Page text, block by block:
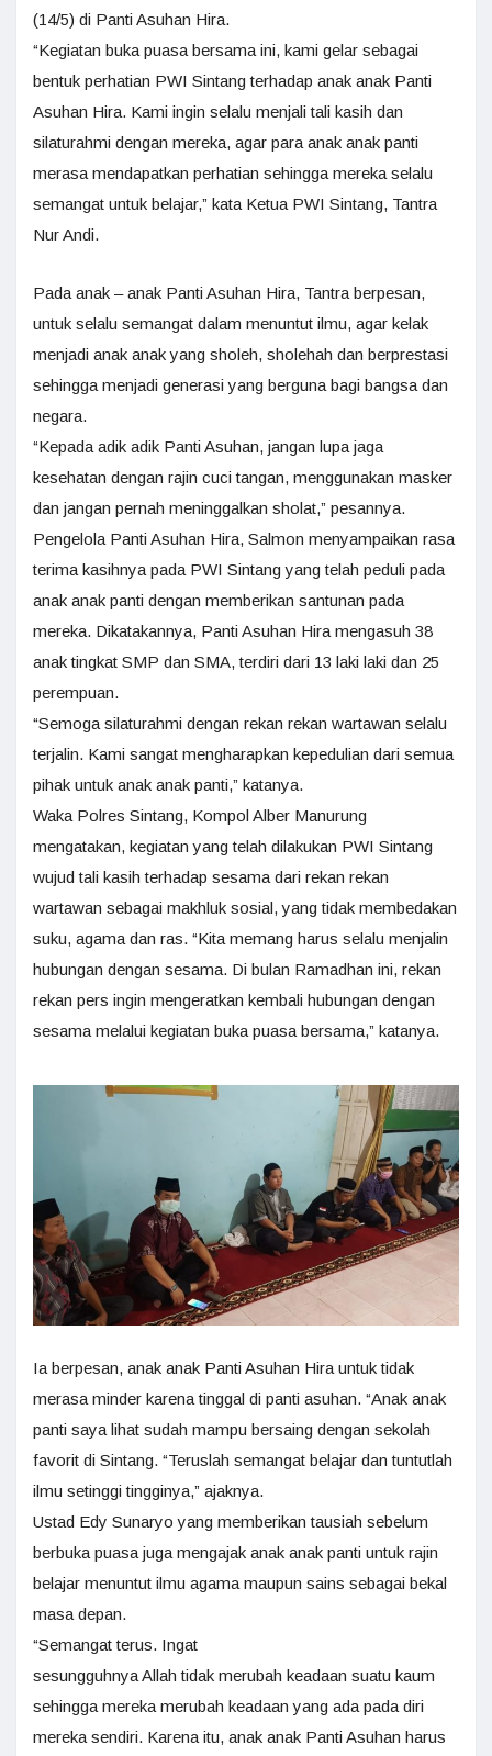
(14/5) di Panti Asuhan Hira.
“Kegiatan buka puasa bersama ini, kami gelar sebagai
bentuk perhatian PWI Sintang terhadap anak anak Panti
Asuhan Hira. Kami ingin selalu menjali tali kasih dan
silaturahmi dengan mereka, agar para anak anak panti
merasa mendapatkan perhatian sehingga mereka selalu
semangat untuk belajar,” kata Ketua PWI Sintang, Tantra
Nur Andi.
Pada anak – anak Panti Asuhan Hira, Tantra berpesan,
untuk selalu semangat dalam menuntut ilmu, agar kelak
menjadi anak anak yang sholeh, sholehah dan berprestasi
sehingga menjadi generasi yang berguna bagi bangsa dan
negara.
“Kepada adik adik Panti Asuhan, jangan lupa jaga
kesehatan dengan rajin cuci tangan, menggunakan masker
dan jangan pernah meninggalkan sholat,” pesannya.
Pengelola Panti Asuhan Hira, Salmon menyampaikan rasa
terima kasihnya pada PWI Sintang yang telah peduli pada
anak anak panti dengan memberikan santunan pada
mereka. Dikatakannya, Panti Asuhan Hira mengasuh 38
anak tingkat SMP dan SMA, terdiri dari 13 laki laki dan 25
perempuan.
“Semoga silaturahmi dengan rekan rekan wartawan selalu
terjalin. Kami sangat mengharapkan kepedulian dari semua
pihak untuk anak anak panti,” katanya.
Waka Polres Sintang, Kompol Alber Manurung
mengatakan, kegiatan yang telah dilakukan PWI Sintang
wujud tali kasih terhadap sesama dari rekan rekan
wartawan sebagai makhluk sosial, yang tidak membedakan
suku, agama dan ras. “Kita memang harus selalu menjalin
hubungan dengan sesama. Di bulan Ramadhan ini, rekan
rekan pers ingin mengeratkan kembali hubungan dengan
sesama melalui kegiatan buka puasa bersama,” katanya.
Ia berpesan, anak anak Panti Asuhan Hira untuk tidak
merasa minder karena tinggal di panti asuhan. “Anak anak
panti saya lihat sudah mampu bersaing dengan sekolah
favorit di Sintang. “Teruslah semangat belajar dan tuntutlah
ilmu setinggi tingginya,” ajaknya.
Ustad Edy Sunaryo yang memberikan tausiah sebelum
berbuka puasa juga mengajak anak anak panti untuk rajin
belajar menuntut ilmu agama maupun sains sebagai bekal
masa depan.
“Semangat terus. Ingat
sesungguhnya Allah tidak merubah keadaan suatu kaum
sehingga mereka merubah keadaan yang ada pada diri
mereka sendiri. Karena itu, anak anak Panti Asuhan harus